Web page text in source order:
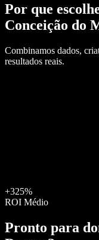
Por que
Conceição do
Combinamos dados,
resultados reais.
+325%
ROI Médio
Pronto para